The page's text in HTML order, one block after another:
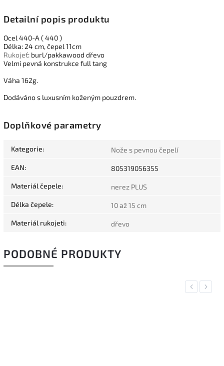
Detailní popis produktu
Ocel 440-A ( 440 )
Délka: 24 cm, čepel 11cm
Rukojeť: burl/pakkawood dřevo
Velmi pevná konstrukce full tang
Váha 162g.
Dodáváno s luxusním koženým pouzdrem.
Doplňkové parametry
Kategorie: Nože s pevnou čepelí
EAN: 805319056355
Materiál čepele: nerez PLUS
Délka čepele: 10 až 15 cm
Materiál rukojeti: dřevo
PODOBNÉ PRODUKTY
Previous
Next